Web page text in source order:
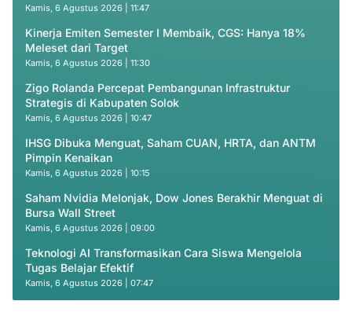
Kamis, 6 Agustus 2026 | 11:47
Kinerja Emiten Semester I Membaik, CGS: Hanya 18%
Meleset dari Target
Kamis, 6 Agustus 2026 | 11:30
Zigo Rolanda Percepat Pembangunan Infrastruktur
Strategis di Kabupaten Solok
Kamis, 6 Agustus 2026 | 10:47
IHSG Dibuka Menguat, Saham CUAN, HRTA, dan ANTM
Pimpin Kenaikan
Kamis, 6 Agustus 2026 | 10:15
Saham Nvidia Melonjak, Dow Jones Berakhir Menguat di
Bursa Wall Street
Kamis, 6 Agustus 2026 | 09:00
Teknologi AI Transformasikan Cara Siswa Mengelola
Tugas Belajar Efektif
Kamis, 6 Agustus 2026 | 07:47